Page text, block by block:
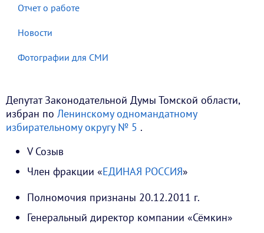
Депутат Законодательной Думы Томской области,
избран по Ленинскому одномандатному
избирательному округу № 5 .
V Созыв
Член фракции «ЕДИНАЯ РОССИЯ»
Полномочия признаны 20.12.2011 г.
Генеральный директор компании «Сёмкин»
Отчет о работе
Новости
Фотографии для СМИ